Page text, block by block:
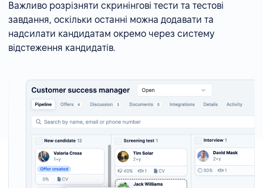
Важливо розрізняти скринінгові тести та тестові
завдання, оскільки останні можна додавати та
надсилати кандидатам окремо через систему
відстеження кандидатів.